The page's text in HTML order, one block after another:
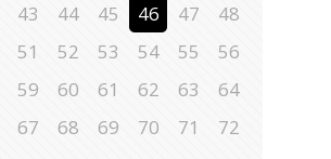
43 44 45 46 47
48
51 52 53 54 55
56
59 60 61 62 63
64
67 68 69 70 71
72